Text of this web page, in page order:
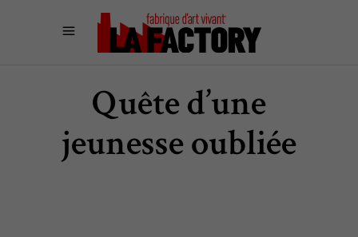
Quête d’une
jeunesse oubliée